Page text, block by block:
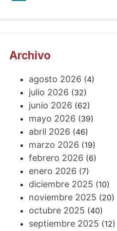
Archivo
agosto 2026 (4)
julio 2026 (32)
junio 2026 (62)
mayo 2026 (39)
abril 2026 (46)
marzo 2026 (19)
febrero 2026 (6)
enero 2026 (7)
diciembre 2025 (10)
noviembre 2025 (20)
octubre 2025 (40)
septiembre 2025 (12)